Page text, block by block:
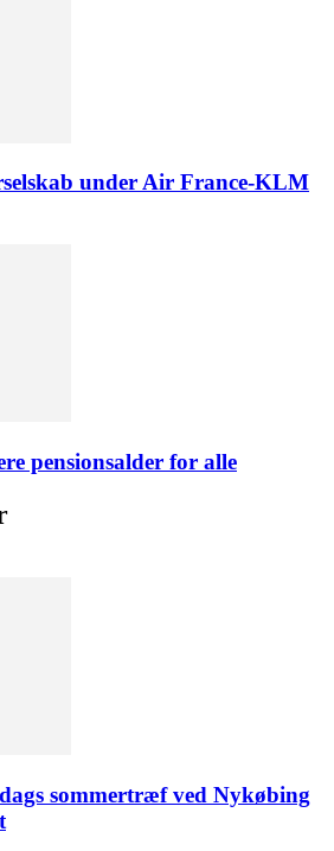
under Air France-KLM
pensionsalder for alle
sommertræf ved Nykøbing